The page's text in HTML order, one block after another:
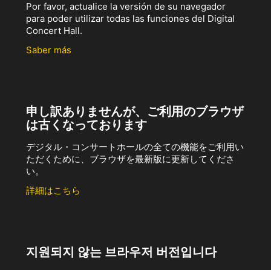
Por favor, actualice la versión de su navegador
para poder utilizar todas las funciones del Digital
Concert Hall.
Saber más
申し訳ありませんが、ご利用のブラウザ
は古くなっております
デジタル・コンサートホールの全ての機能をご利用い
ただくために、ブラウザを最新版に更新してくださ
い。
詳細はこちら
지원되지 않는 브라우저 버전입니다